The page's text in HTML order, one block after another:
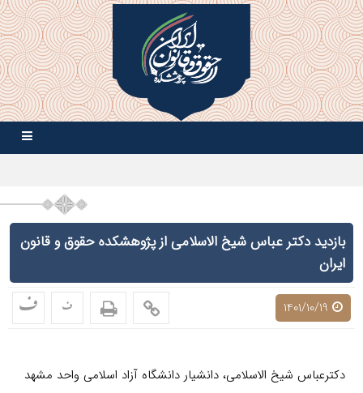
بازدید دکتر عباس شیخ الاسلامی از پژوهشکده حقوق و قانون
ایران
ف ف
دکترعباس شیخ الاسلامی، دانشیار دانشگاه آزاد اسلامی واحد مشهد